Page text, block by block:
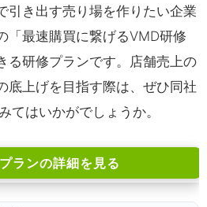
引き出す売り場を作りたい企業
「最速購買に繋げるVMD研修
る研修プランです。店舗売上の
底上げを目指す際は、ぜひ同社
てはいかがでしょうか。
ランの詳細を見る